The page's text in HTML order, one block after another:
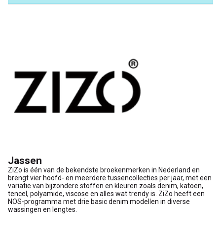
4
Jassen
ZiZo is één van de bekendste broekenmerken in Nederland en
brengt vier hoofd- en meerdere tussencollecties per jaar, met een
variatie van bijzondere stoffen en kleuren zoals denim, katoen,
tencel, polyamide, viscose en alles wat trendy is. ZiZo heeft een
NOS-programma met drie basic denim modellen in diverse
wassingen en lengtes.